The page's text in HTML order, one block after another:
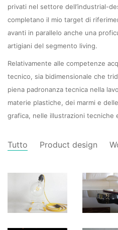
privati nel settore dell’industrial-
completano il mio target di
avanti in parallelo anche una
artigiani del segmento living.
Relativamente alle competenze
tecnico, sia bidimensionale che
piena padronanza tecnica nella
materie plastiche, dei marmi e
grafica, nelle illustrazioni tecniche
Tutto Product design